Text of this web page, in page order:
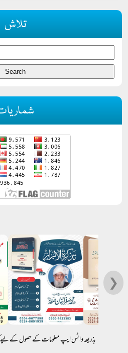
تلاش
❯
بذریعہ واٹس ایپ معلومات کے حصول کے